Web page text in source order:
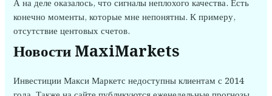
А на деле оказалось, что сигналы неплохого качества. Есть
конечно моменты, которые мне непонятны. К примеру,
отсутствие центовых счетов.
Новости MaxiMarkets
Инвестиции Макси Маркетс недоступны клиентам с 2014